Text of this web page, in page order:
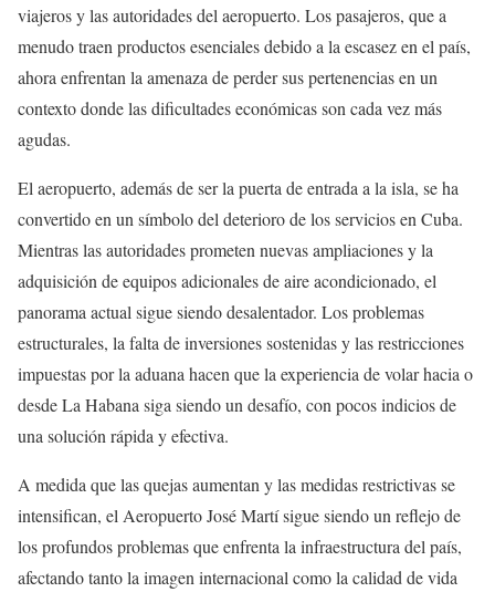
viajeros y las autoridades del aeropuerto. Los pasajeros, que a
menudo traen productos esenciales debido a la escasez en el país,
ahora enfrentan la amenaza de perder sus pertenencias en un
contexto donde las dificultades económicas son cada vez más
agudas.
El aeropuerto, además de ser la puerta de entrada a la isla, se ha
convertido en un símbolo del deterioro de los servicios en Cuba.
Mientras las autoridades prometen nuevas ampliaciones y la
adquisición de equipos adicionales de aire acondicionado, el
panorama actual sigue siendo desalentador. Los problemas
estructurales, la falta de inversiones sostenidas y las restricciones
impuestas por la aduana hacen que la experiencia de volar hacia o
desde La Habana siga siendo un desafío, con pocos indicios de
una solución rápida y efectiva.
A medida que las quejas aumentan y las medidas restrictivas se
intensifican, el Aeropuerto José Martí sigue siendo un reflejo de
los profundos problemas que enfrenta la infraestructura del país,
afectando tanto la imagen internacional como la calidad de vida